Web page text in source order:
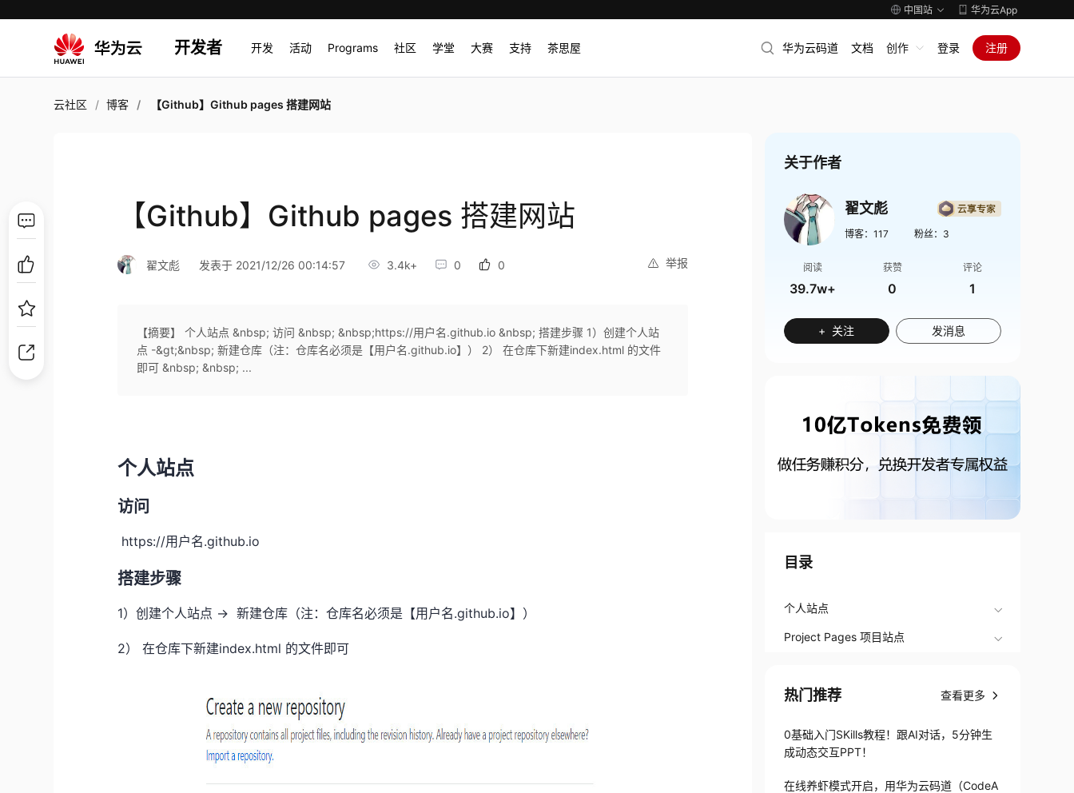
中国站 华为云App
开发者 开发 活动 Programs 社区 学堂 大赛 支持 茶思屋 华为云码道 文档 创作 登录 注册
云社区 博客 【Github】Github pages 搭建网站
【Github】Github pages 搭建网站
举报
翟文彪 发表于 2021/12/26 00:14:57 3.4k+ 0 0
【摘要】 个人站点 &nbsp; 访问 &nbsp; &nbsp;https://用户名.github.io &nbsp; 搭建步骤 1）创建个人站
点 -&gt;&nbsp; 新建仓库（注：仓库名必须是【用户名.github.io】） 2） 在仓库下新建index.html 的文件
即可 &nbsp; &nbsp; ...
个人站点
访问
https://用户名.github.io
搭建步骤
1）创建个人站点 -> 新建仓库（注：仓库名必须是【用户名.github.io】）
2） 在仓库下新建index.html 的文件即可
关于作者
翟文彪
博客： 117 粉丝： 3
阅读
39.7w+
获赞
0
评论
1
+ 关注 发消息
目录
个人站点
Project Pages 项目站点
热门推荐 查看更多
0基础入门SKills教程！跟AI对话，5分钟生
成动态交互PPT！
在线养虾模式开启，用华为云码道（CodeA